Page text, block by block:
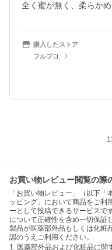
全く蜜が無く、柔らか
購入したストア
フルプロ
お買い物レビュー閲覧の際
「お買い物レビュー」（以下
ッピング」において商品をご利
ーとして投稿できるサービスで
について正確性を含め一切保証
製品が医薬部外品もしくは化粧
認のうえご利用ください。
1. 医薬部外品および化粧品に関